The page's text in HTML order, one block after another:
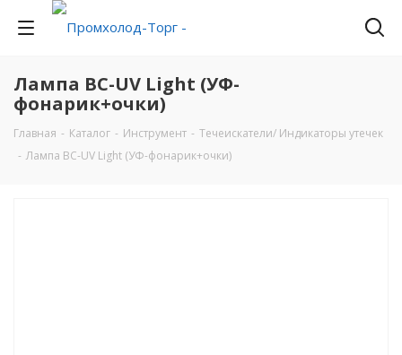
Лампа ВС-UV Light (УФ-
фонарик+очки)
Главная - Каталог - Инструмент - Течеискатели/ Индикаторы утечек
- Лампа ВС-UV Light (УФ-фонарик+очки)